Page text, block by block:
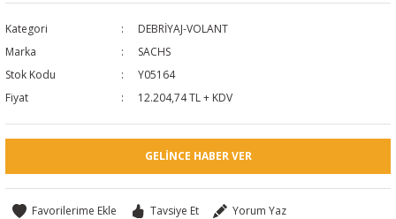
Kategori
DEBRİYAJ-VOLANT
Marka
SACHS
Stok Kodu
Y05164
Fiyat
12.204,74 TL + KDV
GELINCE HABER VER
Tavsiye Et Yorum Yaz